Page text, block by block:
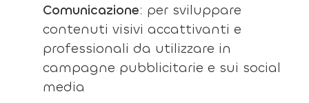
Comunicazione: per sviluppare
contenuti visivi accattivanti e
professionali da utilizzare in
campagne pubblicitarie e sui social
media